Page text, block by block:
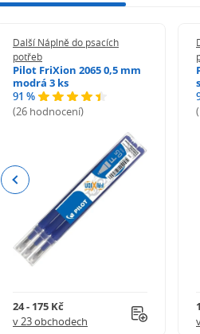
Další Náplně do psacích
potřeb
Pilot FriXion 2065 0,5 mm
modrá 3 ks
91 %
(26 hodnocení)
24 - 175 Kč
v 23 obchodech
Previous